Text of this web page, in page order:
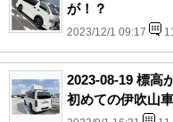
が！？
2023/12/1 09:17
2023-08-19 標高
初めての伊吹山